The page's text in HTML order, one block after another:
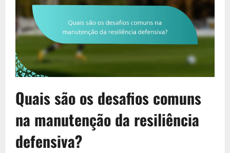
Quais são os desafios comuns
na manutenção da resiliência
defensiva?